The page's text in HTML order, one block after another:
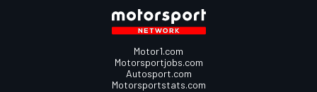
Motor1.com
Motorsportjobs.com
Autosport.com
Motorsportstats.com